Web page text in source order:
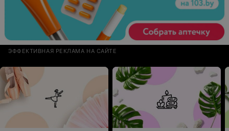
ЭФФЕКТИВНАЯ РЕКЛАМА НА САЙТЕ